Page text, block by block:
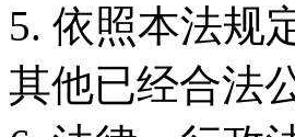
5. 依照本法规
其他已经合法